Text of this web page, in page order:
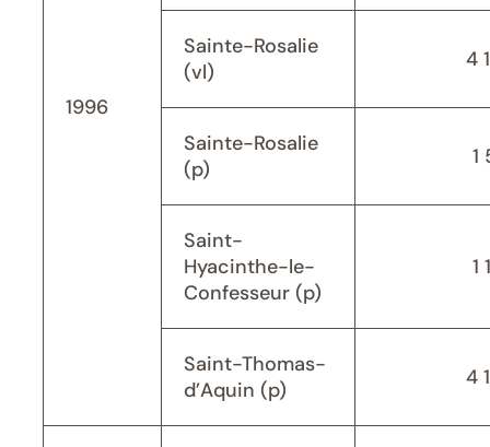
1996
Sainte-Rosalie
(vl)
4
Sainte-Rosalie
(p)
1
Saint-
Hyacinthe-le-
Confesseur (p)
1
Saint-Thomas-
d’Aquin (p)
4